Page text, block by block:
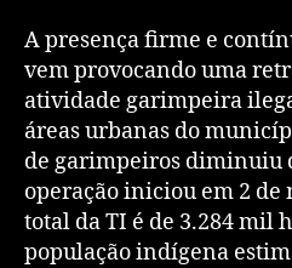
A presença firme e
vem provocando uma
atividade garimpeira
áreas urbanas do
de garimpeiros diminuiu
operação iniciou em 2 de
total da TI é de 3.284 mil
população indígena